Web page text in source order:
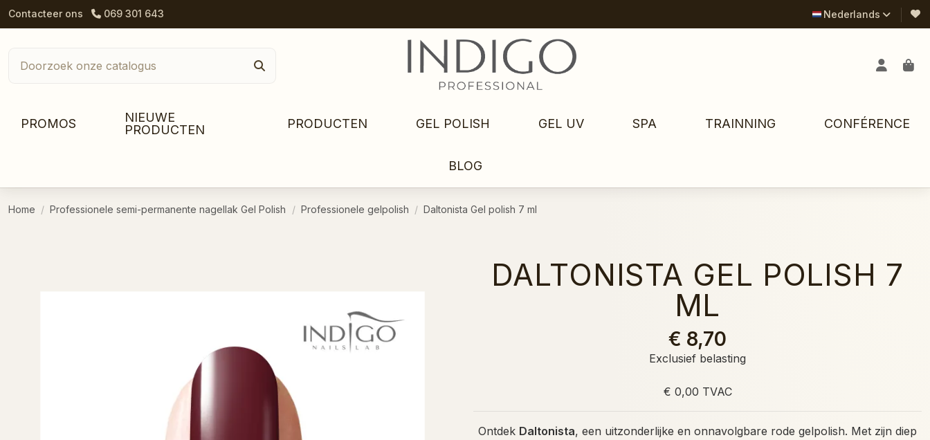
Contacteer ons 069 301 643 Nederlands
PROMOS
NIEUWE
PRODUCTEN
PRODUCTEN GEL POLISH GEL UV SPA TRAINNING CONFÉRENCE
BLOG
Home Professionele semi-permanente nagellak Gel Polish Professionele gelpolish Daltonista Gel polish 7 ml
DALTONISTA GEL POLISH 7
ML
€ 8,70
Exclusief belasting
€ 0,00 TVAC
Ontdek Daltonista, een uitzonderlijke en onnavolgbare rode gelpolish. Met zijn diep